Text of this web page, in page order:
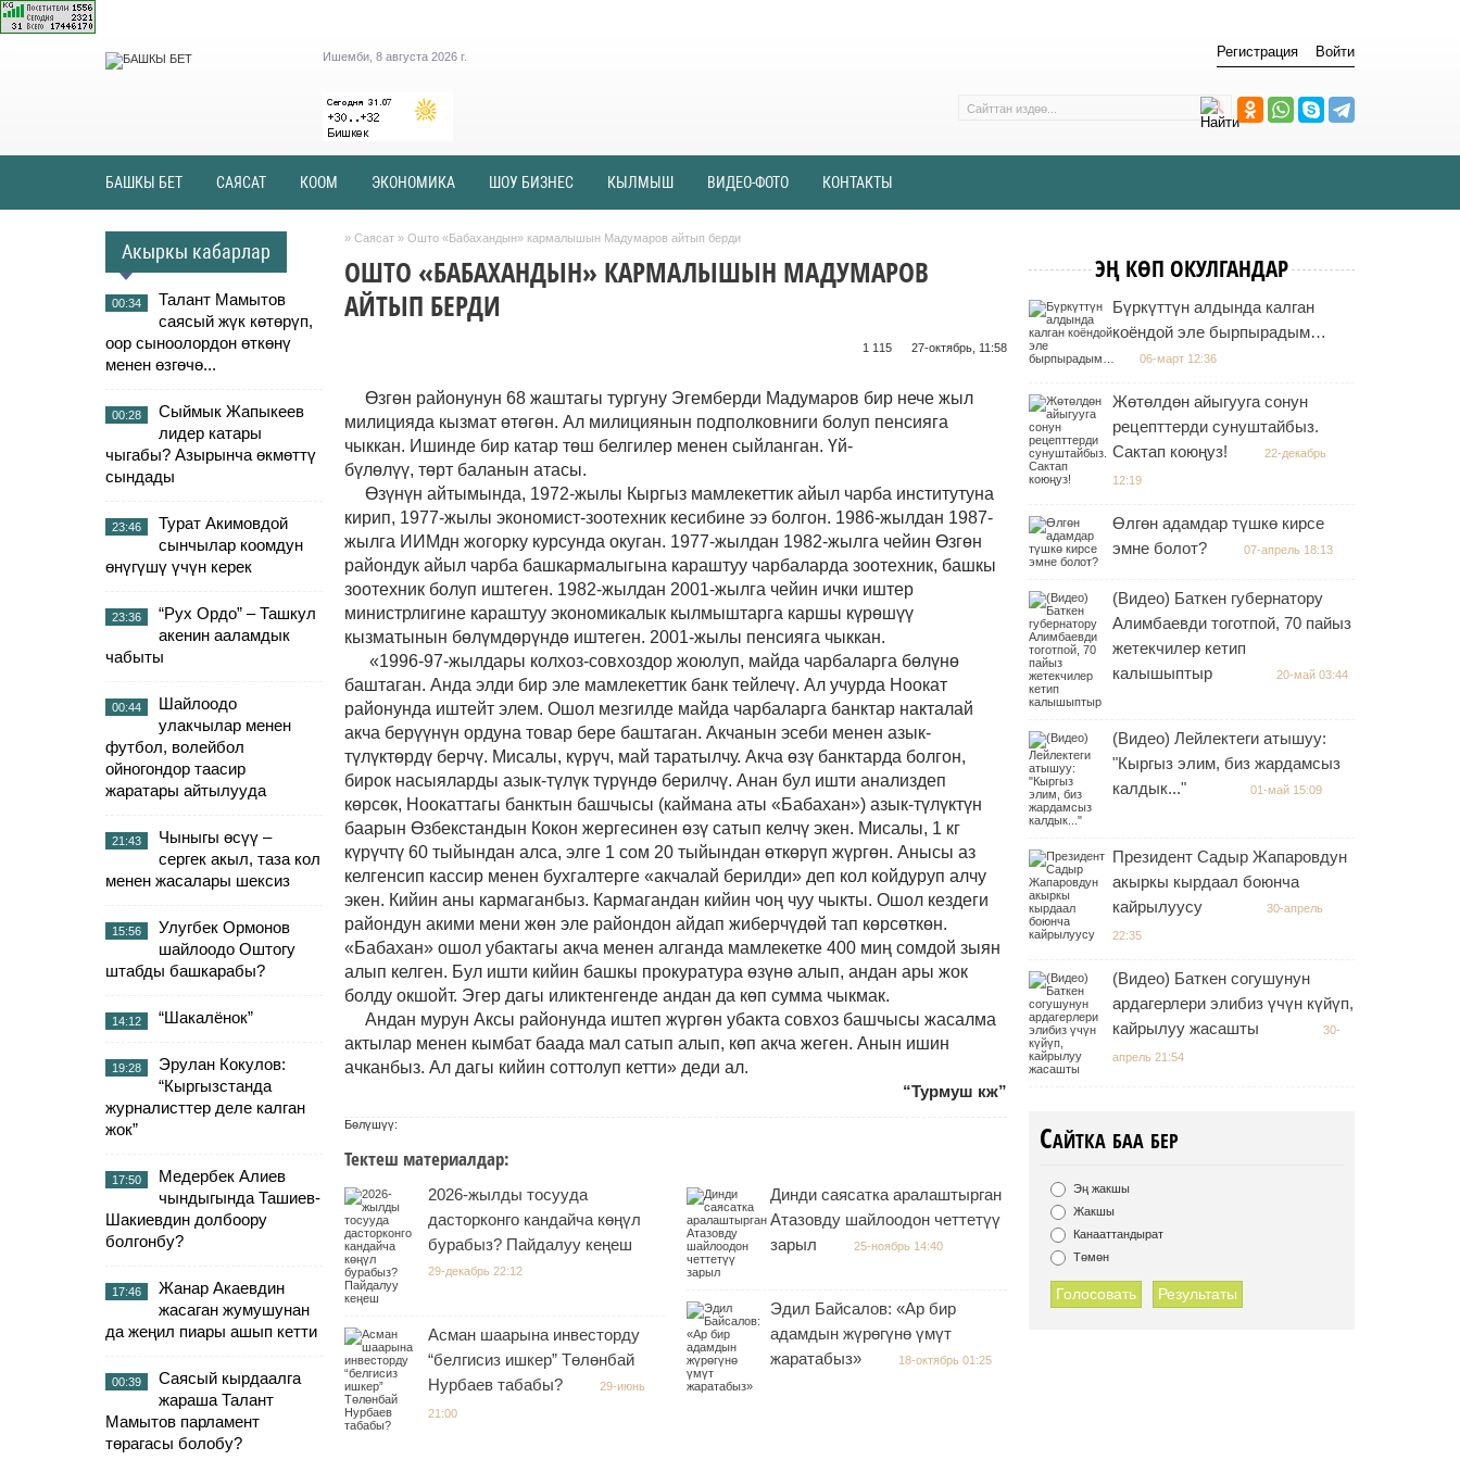
Ишемби, 8 августа 2026 г. Регистрация Войти
БАШКЫ БЕТ САЯСАТ КООМ ЭКОНОМИКА ШОУ БИЗНЕС КЫЛМЫШ ВИДЕО-ФОТО КОНТАКТЫ
Акыркы кабарлар
00:34
Талант Мамытов
саясый жүк көтөрүп,
оор сыноолордон өткөнү
менен өзгөчө...
00:28
Сыймык Жапыкеев
лидер катары
чыгабы? Азырынча өкмөттү
сындады
23:46
Турат Акимовдой
сынчылар коомдун
өнүгүшү үчүн керек
23:36
“Рух Ордо” – Ташкул
акенин ааламдык
чабыты
00:44
Шайлоодо
улакчылар менен
футбол, волейбол
ойногондор таасир
жаратары айтылууда
21:43
Чыныгы өсүү –
сергек акыл, таза кол
менен жасалары шексиз
15:56
Улугбек Ормонов
шайлоодо Оштогу
штабды башкарабы?
14:12 “Шакалёнок”
19:28
Эрулан Кокулов:
“Кыргызстанда
журналисттер деле калган
жок”
17:50
Медербек Алиев
чындыгында Ташиев-
Шакиевдин долбоору
болгонбу?
17:46
Жанар Акаевдин
жасаган жумушунан
да жеңил пиары ашып кетти
00:39
Саясый кырдаалга
жараша Талант
Мамытов парламент
төрагасы болобу?
» Саясат » Ошто «Бабахандын» кармалышын Мадумаров айтып берди
ОШТО «БАБАХАНДЫН» КАРМАЛЫШЫН МАДУМАРОВ
АЙТЫП БЕРДИ
27-октябрь, 11:58
1 115 ᠌ ᠌ ᠌ ᠌᠌ ᠌ ᠌᠌
Өзгөн районунун 68 жаштагы тургуну Эгемберди Мадумаров бир нече жыл
милицияда кызмат өтөгөн. Ал милициянын подполковниги болуп пенсияга
чыккан. Ишинде бир катар төш белгилер менен сыйланган. Үй-
бүлөлүү, төрт баланын атасы.
Өзүнүн айтымында, 1972-жылы Кыргыз мамлекеттик айыл чарба институтуна
кирип, 1977-жылы экономист-зоотехник кесибине ээ болгон. 1986-жылдан 1987-
жылга ИИМдн жогорку курсунда окуган. 1977-жылдан 1982-жылга чейин Өзгөн
райондук айыл чарба башкармалыгына караштуу чарбаларда зоотехник, башкы
зоотехник болуп иштеген. 1982-жылдан 2001-жылга чейин ички иштер
министрлигине караштуу экономикалык кылмыштарга каршы күрөшүү
кызматынын бөлүмдөрүндө иштеген. 2001-жылы пенсияга чыккан.
«1996-97-жылдары колхоз-совхоздор жоюлуп, майда чарбаларга бөлүнө
баштаган. Анда элди бир эле мамлекеттик банк тейлечү. Ал учурда Ноокат
районунда иштейт элем. Ошол мезгилде майда чарбаларга банктар накталай
акча берүүнүн ордуна товар бере баштаган. Акчанын эсеби менен азык-
түлүктөрдү берчү. Мисалы, күрүч, май таратылчу. Акча өзү банктарда болгон,
бирок насыяларды азык-түлүк түрүндө берилчү. Анан бул ишти анализдеп
көрсөк, Ноокаттагы банктын башчысы (каймана аты «Бабахан») азык-түлүктүн
баарын Өзбекстандын Кокон жергесинен өзү сатып келчү экен. Мисалы, 1 кг
күрүчтү 60 тыйындан алса, элге 1 сом 20 тыйындан өткөрүп жүргөн. Анысы аз
келгенсип кассир менен бухгалтерге «акчалай берилди» деп кол койдуруп алчу
экен. Кийин аны кармаганбыз. Кармагандан кийин чоң чуу чыкты. Ошол кездеги
райондун акими мени жөн эле райондон айдап жиберчүдөй тап көрсөткөн.
«Бабахан» ошол убактагы акча менен алганда мамлекетке 400 миң сомдой зыян
алып келген. Бул ишти кийин башкы прокуратура өзүнө алып, андан ары жок
болду окшойт. Эгер дагы иликтенгенде андан да көп сумма чыкмак.
Андан мурун Аксы районунда иштеп жүргөн убакта совхоз башчысы жасалма
актылар менен кымбат баада мал сатып алып, көп акча жеген. Анын ишин
ачканбыз. Ал дагы кийин соттолуп кетти» деди ал.
“Турмуш кж”
Бөлүшүү:
Тектеш материалдар:
2026-жылды тосууда
дасторконго кандайча көңүл
бурабыз? Пайдалуу кеңеш
29-декабрь 22:12
Асман шаарына инвесторду
“белгисиз ишкер” Төлөнбай
Нурбаев табабы?
29-июнь
21:00
Динди саясатка аралаштырган
Атазовду шайлоодон четтетүү
зарыл
25-ноябрь 14:40
Эдил Байсалов: «Ар бир
адамдын жүрөгүнө үмүт
жаратабыз»
18-октябрь 01:25
ЭҢ КӨП ОКУЛГАНДАР
Бүркүттүн алдында калган
коёндой эле бырпырадым…
06-март 12:36
Жөтөлдөн айыгууга сонун
рецепттерди сунуштайбыз.
Сактап коюңуз!
22-декабрь
12:19
Өлгөн адамдар түшкө кирсе
эмне болот?
07-апрель 18:13
(Видео) Баткен губернатору
Алимбаевди тоготпой, 70 пайыз
жетекчилер кетип
калышыптыр
20-май 03:44
(Видео) Лейлектеги атышуу:
"Кыргыз элим, биз жардамсыз
калдык..."
01-май 15:09
Президент Садыр Жапаровдун
акыркы кырдаал боюнча
кайрылуусу
30-апрель
22:35
(Видео) Баткен согушунун
ардагерлери элибиз үчүн күйүп,
кайрылуу жасашты
30-
апрель 21:54
Сайтка баа бер
Эң жакшы
Жакшы
Канааттандырат
Төмөн
Голосовать Результаты